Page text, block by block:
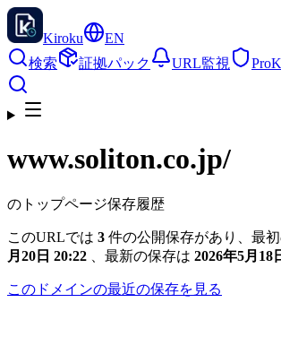
Kiroku
EN
検索
証拠パック URL監視 Pro
www.soliton.co.jp/
のトップページ保存履歴
このURLでは 3 件の公開保存があり、最
月20日 20:22
、最新の保存は 2026年5月18
このドメインの最近の保存を見る